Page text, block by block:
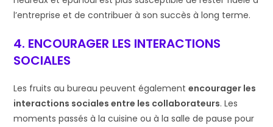
l’entreprise et de contribuer à son succès à long terme.
4. ENCOURAGER LES INTERACTIONS
SOCIALES
Les fruits au bureau peuvent égalementencourager les
interactions sociales entre les collaborateurs. Les
moments passés à la cuisine ou à la salle de pause pour